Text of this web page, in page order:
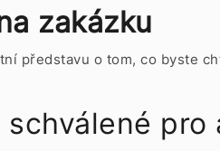
zakázku
představu o tom, co byste
schválené pro